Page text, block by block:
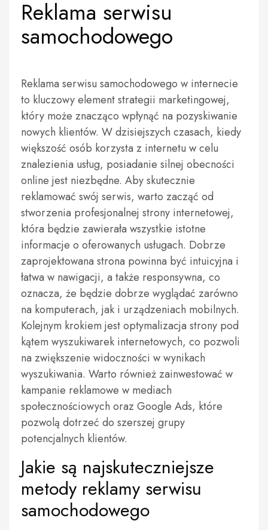
Reklama serwisu
samochodowego
Reklama serwisu samochodowego w internecie
to kluczowy element strategii marketingowej,
który może znacząco wpłynąć na pozyskiwanie
nowych klientów. W dzisiejszych czasach, kiedy
większość osób korzysta z internetu w celu
znalezienia usług, posiadanie silnej obecności
online jest niezbędne. Aby skutecznie
reklamować swój serwis, warto zacząć od
stworzenia profesjonalnej strony internetowej,
która będzie zawierała wszystkie istotne
informacje o oferowanych usługach. Dobrze
zaprojektowana strona powinna być intuicyjna i
łatwa w nawigacji, a także responsywna, co
oznacza, że będzie dobrze wyglądać zarówno
na komputerach, jak i urządzeniach mobilnych.
Kolejnym krokiem jest optymalizacja strony pod
kątem wyszukiwarek internetowych, co pozwoli
na zwiększenie widoczności w wynikach
wyszukiwania. Warto również zainwestować w
kampanie reklamowe w mediach
społecznościowych oraz Google Ads, które
pozwolą dotrzeć do szerszej grupy
potencjalnych klientów.
Jakie są najskuteczniejsze
metody reklamy serwisu
samochodowego